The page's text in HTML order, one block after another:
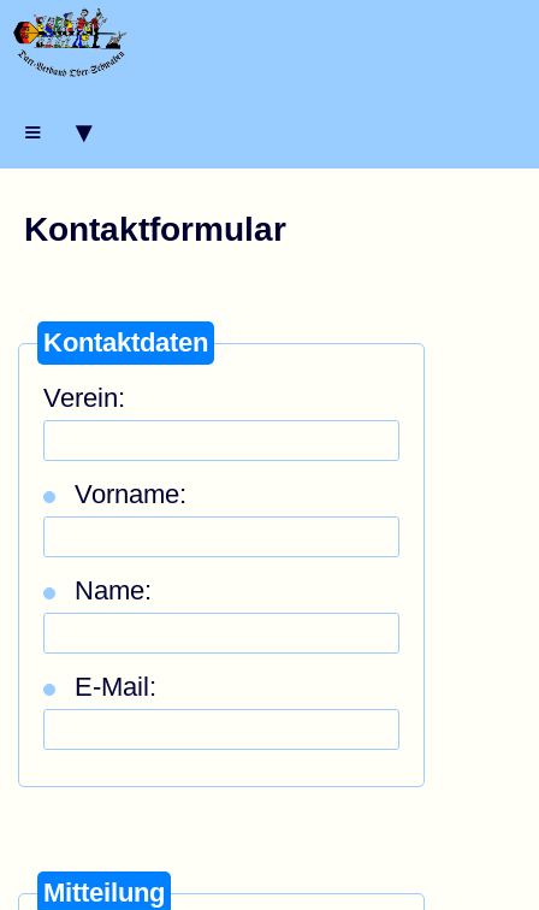
≡ ▾
Kontaktformular
Kontaktdaten
Verein:
Vorname:
Name:
E-Mail:
Mitteilung